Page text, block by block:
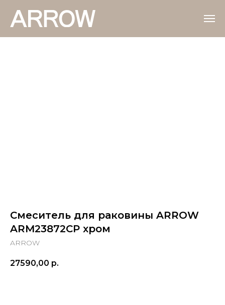
Смеситель для раковины ARROW
ARM23872CP хром
ARROW
27590,00 р.